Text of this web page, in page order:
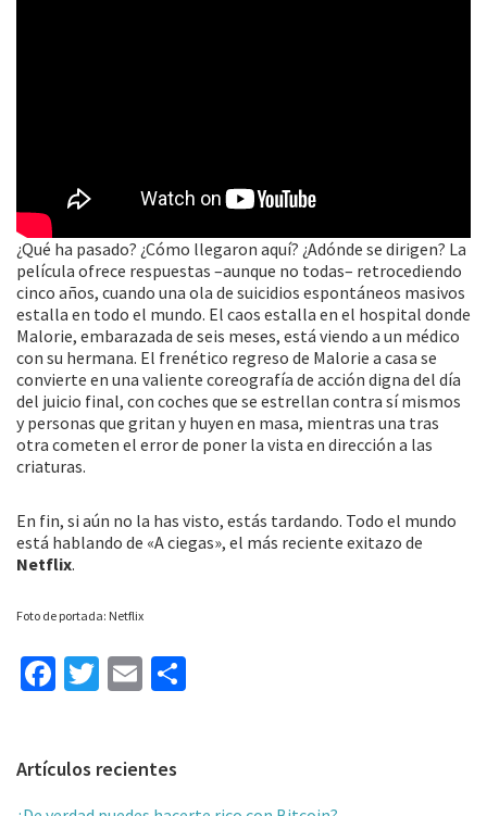
¿Qué ha pasado? ¿Cómo llegaron aquí? ¿Adónde se dirigen? La
película ofrece respuestas –aunque no todas– retrocediendo
cinco años, cuando una ola de suicidios espontáneos masivos
estalla en todo el mundo. El caos estalla en el hospital donde
Malorie, embarazada de seis meses, está viendo a un médico
con su hermana. El frenético regreso de Malorie a casa se
convierte en una valiente coreografía de acción digna del día
del juicio final, con coches que se estrellan contra sí mismos
y personas que gritan y huyen en masa, mientras una tras
otra cometen el error de poner la vista en dirección a las
criaturas.
En fin, si aún no la has visto, estás tardando. Todo el mundo
está hablando de «A ciegas», el más reciente exitazo de
Netflix.
Foto de portada: Netflix
Fa
o
T
er
E
l
Barra
lateral
Artículos recientes